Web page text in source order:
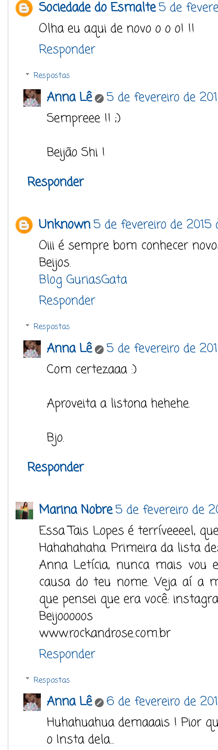
Sociedade do Esmalte5 de
Olha eu aqui de novo o o o! !!
Responder
Respostas
Anna Lê
5 de fevereiro de
Sempreee !! ;)
Beijão Shi !
Responder
Unknown5 de fevereiro de 2015
Oiii é sempre bom conhecer
Beijos.
Blog GuriasGata
Responder
Respostas
Anna Lê
5 de fevereiro de
Com certezaaa :)
Aproveita a listona hehehe.
Bjo.
Responder
Marina Nobre5 de fevereiro de
Essa Tais Lopes é terríveeeel,
Hahahahaha. Primeira da lista
Anna Letícia, nunca mais vou
causa do teu nome. Veja aí a
que pensei que era você:
Beijooooos
www.rockandrose.com.br
Responder
Respostas
Anna Lê
6 de fevereiro de
Huhahuahua demaaais ! Pior
o Insta dela...